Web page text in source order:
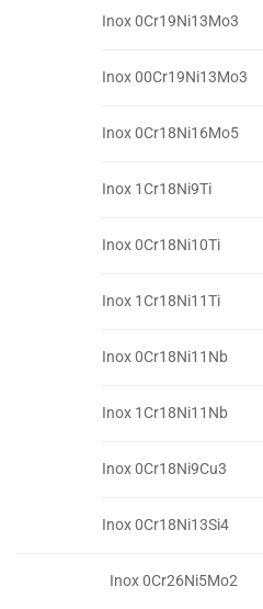
Inox 0Cr19Ni13Mo3
Inox 00Cr19Ni13Mo3
Inox 0Cr18Ni16Mo5
Inox 1Cr18Ni9Ti
Inox 0Cr18Ni10Ti
Inox 1Cr18Ni11Ti
Inox 0Cr18Ni11Nb
Inox 1Cr18Ni11Nb
Inox 0Cr18Ni9Cu3
Inox 0Cr18Ni13Si4
Inox 0Cr26Ni5Mo2